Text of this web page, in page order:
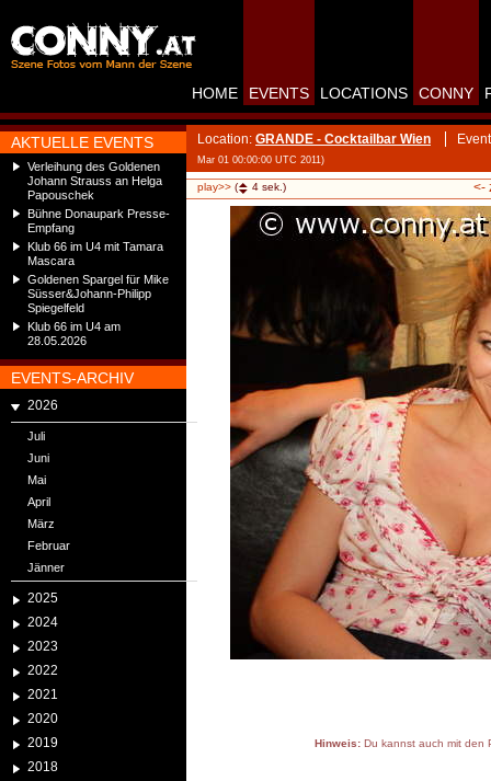
AKTUELLE EVENTS
Verleihung des Goldenen
Johann Strauss an Helga
Papouschek
Bühne Donaupark Presse-
Empfang
Klub 66 im U4 mit Tamara
Mascara
Goldenen Spargel für Mike
Süsser&Johann-Philipp
Spiegelfeld
Klub 66 im U4 am
28.05.2026
EVENTS-ARCHIV
2026
Juli
Juni
Mai
April
März
Februar
Jänner
2025
2024
2023
2022
2021
2020
2019
2018
HOME EVENTS LOCATIONS CONNY
Location: GRANDE - Cocktailbar Wien
Mar 01 00:00:00 UTC 2011)
play>> ( 4 sek.) <-
Hinweis:Du kannst auch mit den